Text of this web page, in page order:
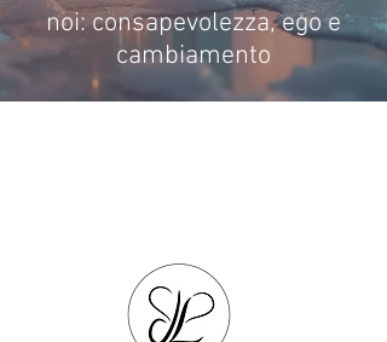
noi: consapevolezza, ego e
cambiamento